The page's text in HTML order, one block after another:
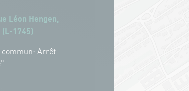
Léon Hengen,
1745)
commun: Arrêt